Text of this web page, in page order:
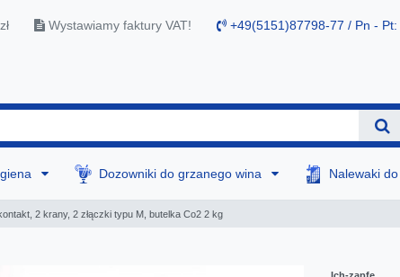
Wystawiamy faktury VAT! +49(5151)87798-77 / Pn -
Dozowniki do grzanego wina Nalewaki
2 krany, 2 złączki typu M, butelka Co2 2 kg